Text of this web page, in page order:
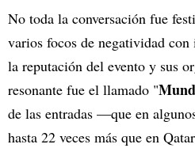
No toda la conversación fue
varios focos de negatividad
la reputación del evento y sus
resonante fue el llamado "
de las entradas —que en
hasta 22 veces más que en